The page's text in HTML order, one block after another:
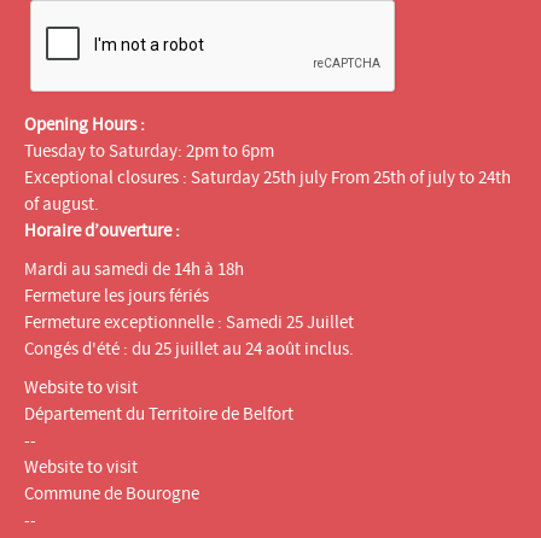
Opening Hours :
Tuesday to Saturday: 2pm to 6pm
Exceptional closures : Saturday 25th july From 25th of july to 24th
of august.
Horaire d’ouverture :
Mardi au samedi de 14h à 18h
Fermeture les jours fériés
Fermeture exceptionnelle : Samedi 25 Juillet
Congés d'été : du 25 juillet au 24 août inclus.
Website to visit
Département du Territoire de Belfort
--
Website to visit
Commune de Bourogne
--